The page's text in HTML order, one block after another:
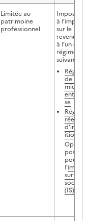
Limitée au
patrimoine
professionnel
Imposition
à l’impôt
sur le
revenu (IR)
à l’un des
régimes
suivants :
Régime
de la
micro-
entrepri
se
Régime
réel
d’impos
ition
Option
possible
pour
l’impôt
sur les
sociétés
(IS)